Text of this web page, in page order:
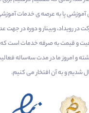
پا به عرصه ی خدمات آموزشی
در رویداد، وبینار و دوره در
و قیمت به صرفه خدمات است
و امروز ما در مدت سه‌ساله
شدیم و به آن افتخار می‌ کنیم.